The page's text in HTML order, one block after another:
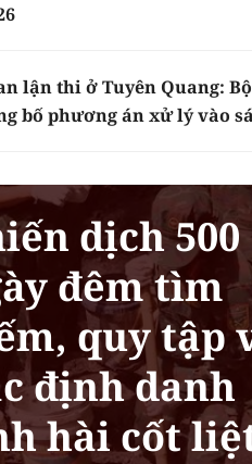
lận thi ở Tuyên Quang:
bố phương án xử lý vào
dịch 500
đêm tìm
quy tập
định danh
hài cốt